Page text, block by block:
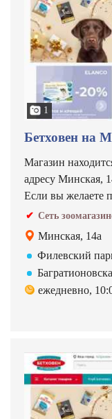
1
Бетховен на
Магазин
адресу Минская,
Если вы желаете
Сеть
Минская, 14а
Филевский
ежедневно,